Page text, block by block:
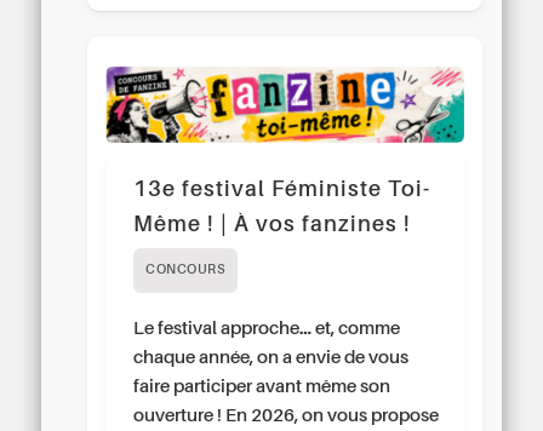
13e festival Féministe Toi-
Même ! | À vos fanzines !
CONCOURS
Le festival approche… et, comme
chaque année, on a envie de vous
faire participer avant même son
ouverture ! En 2026, on vous propose